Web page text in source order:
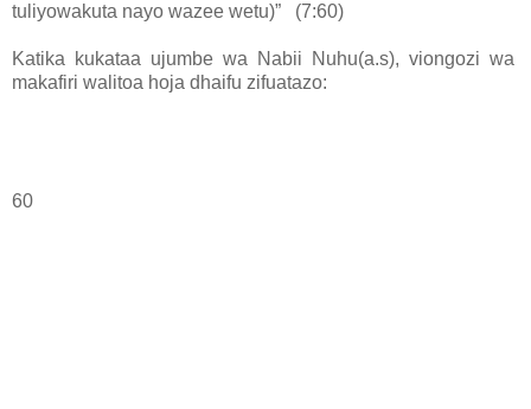
tuliyowakuta nayo wazee wetu)” (7:60)
Katika kukataa ujumbe wa Nabii Nuhu(a.s), viongozi wa
makafiri walitoa hoja dhaifu zifuatazo:
60